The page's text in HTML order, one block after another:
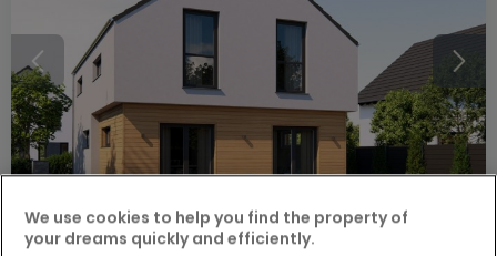
We use cookies to help you find the property of
your dreams quickly and efficiently.